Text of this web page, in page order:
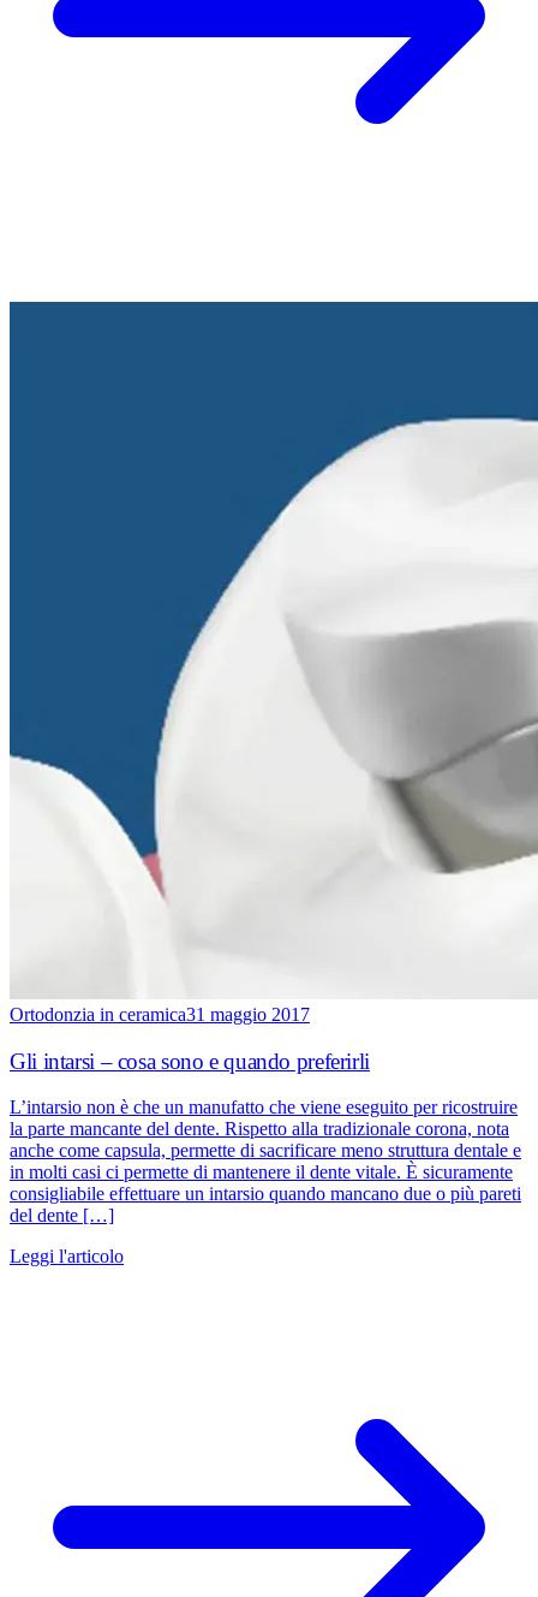
Ortodonzia in ceramica31 maggio 2017
Gli intarsi – cosa sono e quando preferirli
L’intarsio non è che un manufatto che viene eseguito per ricostruire
la parte mancante del dente. Rispetto alla tradizionale corona, nota
anche come capsula, permette di sacrificare meno struttura dentale e
in molti casi ci permette di mantenere il dente vitale. È sicuramente
consigliabile effettuare un intarsio quando mancano due o più pareti
del dente […]
Leggi l'articolo